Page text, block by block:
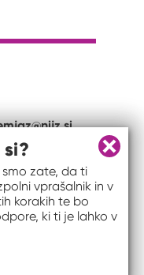
Instagram profil
Zapri
smo zate, da ti
vprašalnik in v
korakih te bo
ki ti je lahko v